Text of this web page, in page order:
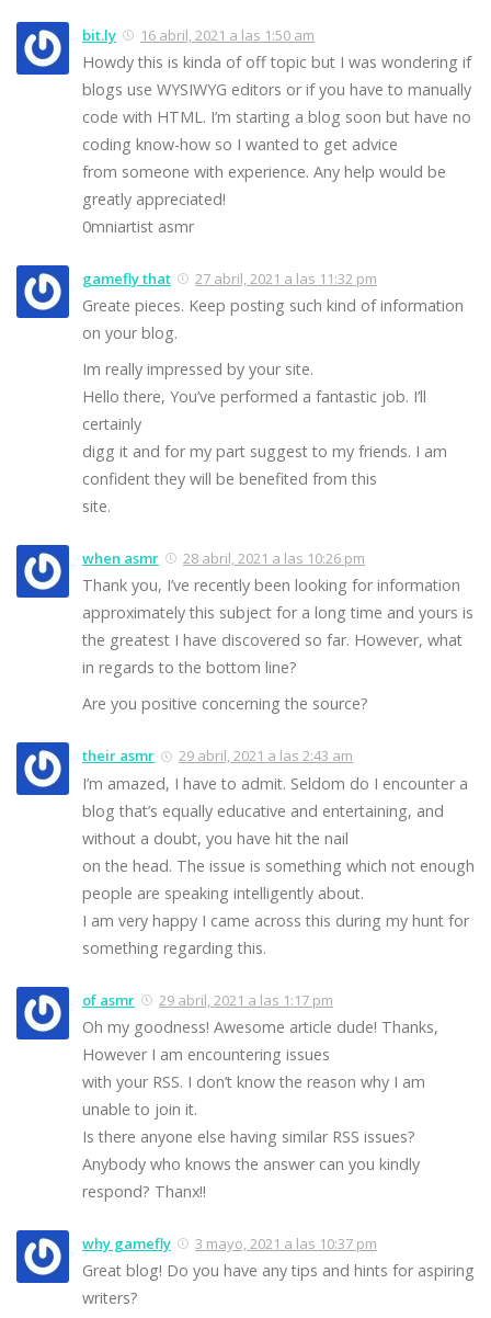
bit.ly 16 abril, 2021 a las 1:50 am
Howdy this is kinda of off topic but I was wondering if
blogs use WYSIWYG editors or if you have to manually
code with HTML. I’m starting a blog soon but have no
coding know-how so I wanted to get advice
from someone with experience. Any help would be
greatly appreciated!
0mniartist asmr
gamefly that 27 abril, 2021 a las 11:32 pm
Greate pieces. Keep posting such kind of information
on your blog.
Im really impressed by your site.
Hello there, You’ve performed a fantastic job. I’ll
certainly
digg it and for my part suggest to my friends. I am
confident they will be benefited from this
site.
when asmr 28 abril, 2021 a las 10:26 pm
Thank you, I’ve recently been looking for information
approximately this subject for a long time and yours is
the greatest I have discovered so far. However, what
in regards to the bottom line?
Are you positive concerning the source?
their asmr 29 abril, 2021 a las 2:43 am
I’m amazed, I have to admit. Seldom do I encounter a
blog that’s equally educative and entertaining, and
without a doubt, you have hit the nail
on the head. The issue is something which not enough
people are speaking intelligently about.
I am very happy I came across this during my hunt for
something regarding this.
of asmr 29 abril, 2021 a las 1:17 pm
Oh my goodness! Awesome article dude! Thanks,
However I am encountering issues
with your RSS. I don’t know the reason why I am
unable to join it.
Is there anyone else having similar RSS issues?
Anybody who knows the answer can you kindly
respond? Thanx!!
why gamefly 3 mayo, 2021 a las 10:37 pm
Great blog! Do you have any tips and hints for aspiring
writers?